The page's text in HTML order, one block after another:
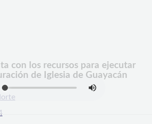
con los recursos para ejecutar
de Iglesia de Guayacán